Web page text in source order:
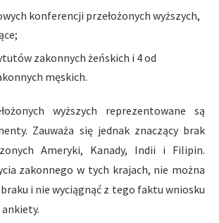
konferencji przełożonych wyższych,
zakonnych żeńskich i 4 od
męskich.
wyższych reprezentowane są
Zauważa się jednak znaczący brak
Ameryki, Kanady, Indii i Filipin.
zakonnego w tych krajach, nie można
i nie wyciągnąć z tego faktu wniosku